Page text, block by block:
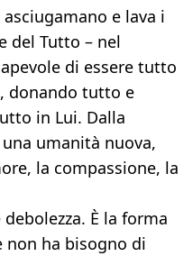
e lava i
del Tutto – nel
di essere tutto
donando tutto e
in Lui. Dalla
umanità nuova,
la compassione, la
È la forma
non ha bisogno di